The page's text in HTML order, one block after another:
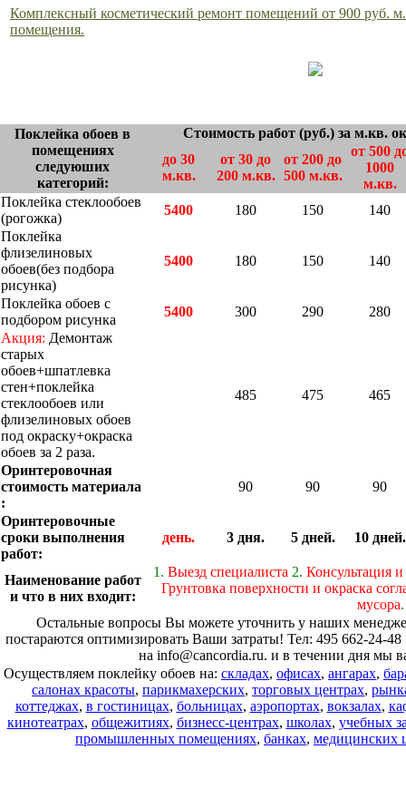
Комплексный косметический ремонт помещений от 900 руб.
помещения.
Поклейка обоев в
помещениях
следуюших
категорий:
Стоимость работ (руб.) за м.кв.
до 30
м.кв.
от 30 до
200 м.кв.
от 200 до
500 м.кв.
от 500
1000
м.кв.
Поклейка стеклообоев
(рогожка)
5400 180 150
140
Поклейка
флизелиновых
обоев(без подбора
рисунка)
5400 180 150 140
Поклейка обоев с
подбором рисунка
5400 300 290
280
Акция: Демонтаж
старых
обоев+шпатлевка
стен+поклейка
стеклообоев или
флизелиновых обоев
под окраску+окраска
обоев за 2 раза.
485 475 465
Оринтеровочная
стоимость материала
:
90 90 90
Оринтеровочные
сроки выполнения
работ:
день. 3 дня. 5 дней. 10 дней.
Наименование работ
и что в них входит:
1. Выезд специалиста 2. Консультация
Грунтовка поверхности и окраска
мусора.
Остальные вопросы Вы можете уточнить у наших
постараются оптимизировать Ваши затраты! Тел: 495 662-24-48
на info@cancordia.ru. и в течении дня мы
Осуществляем поклейку обоев на: складах, офисах, ангарах,
салонах красоты, парикмахерских, торговых центрах,
коттеджах, в гостиницах, больницах, аэропортах, вокзалах,
кинотеатрах, общежитиях, бизнесс-центрах, школах, учебных
промышленных помещениях, банках, медицинских